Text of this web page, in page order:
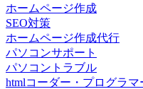
ホームページ作成
SEO対策
ホームページ作成代行
パソコンサポート
パソコントラブル
htmlコーダー・プログラマ